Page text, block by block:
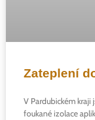
Zateplení
V Pardubickém
foukané izolace